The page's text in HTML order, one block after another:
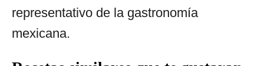
representativo de la gastronomía
mexicana.